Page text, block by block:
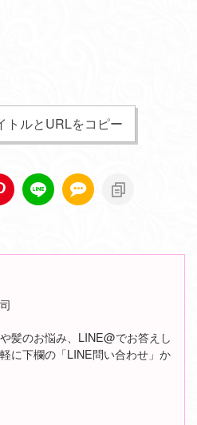
トルとURLをコピー
髪のお悩み、LINE@でお答えし
に下欄の「LINE問い合わせ」か